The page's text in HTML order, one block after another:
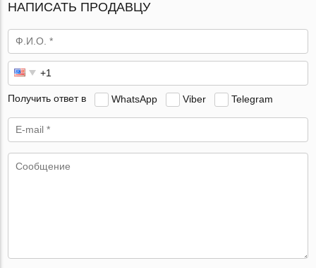
НАПИСАТЬ ПРОДАВЦУ
Получить ответ в WhatsApp Viber Telegram